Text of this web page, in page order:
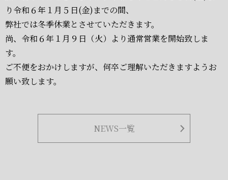
り令和６年１月５日(金)までの間、
弊社では冬季休業とさせていただきます。
尚、令和６年１月９日（火）より通常営業を開始致しま
す。
ご不便をおかけしますが、何卒ご理解いただきますようお
願い致します。
NEWS一覧